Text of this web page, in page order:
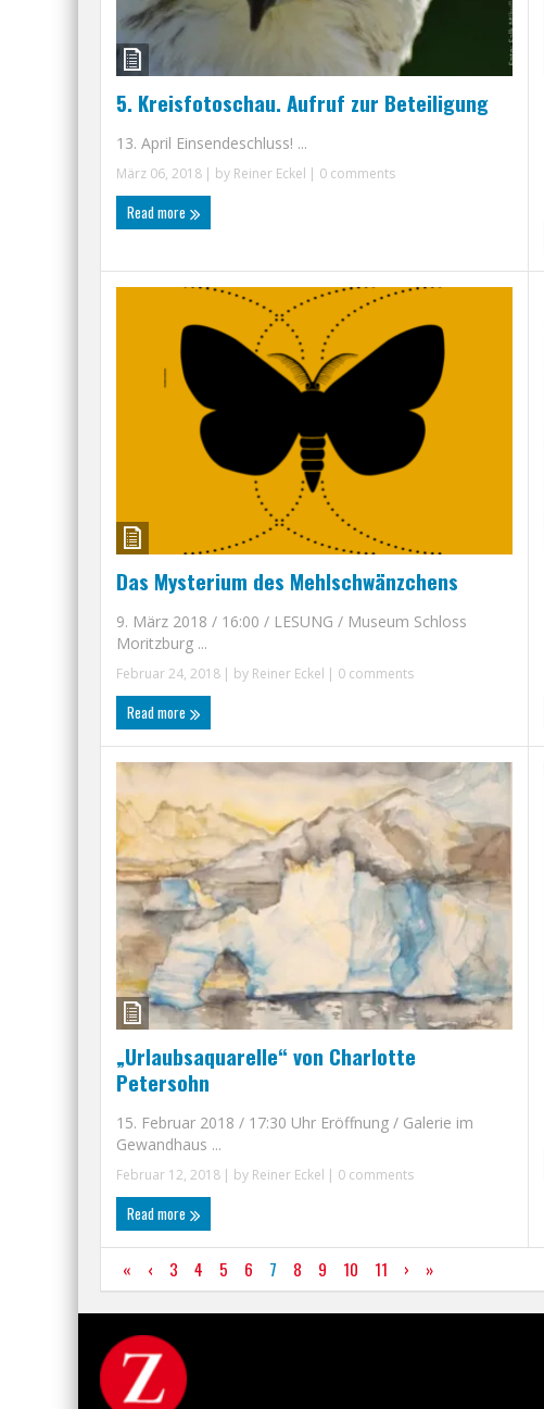
5. Kreisfotoschau. Aufruf zur Beteiligung
13. April Einsendeschluss! ...
März 06, 2018 | by Reiner Eckel | 0 comments
Read more
Das Mysterium des Mehlschwänzchens
9. März 2018 / 16:00 / LESUNG / Museum Schloss
Moritzburg ...
Februar 24, 2018 | by Reiner Eckel | 0 comments
Read more
„Urlaubsaquarelle“ von Charlotte
Petersohn
15. Februar 2018 / 17:30 Uhr Eröffnung / Galerie im
Gewandhaus ...
Februar 12, 2018 | by Reiner Eckel | 0 comments
Read more
« ‹ 3 4 5 6 7 8 9 10 11 › »